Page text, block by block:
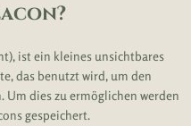
ist ein kleines unsichtbares
das benutzt wird, um den
Um dies zu ermöglichen werden
gespeichert.